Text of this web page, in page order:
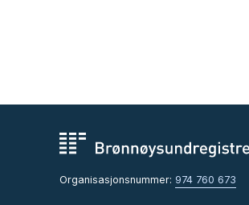
Organisasjonsnummer: 974 760 673